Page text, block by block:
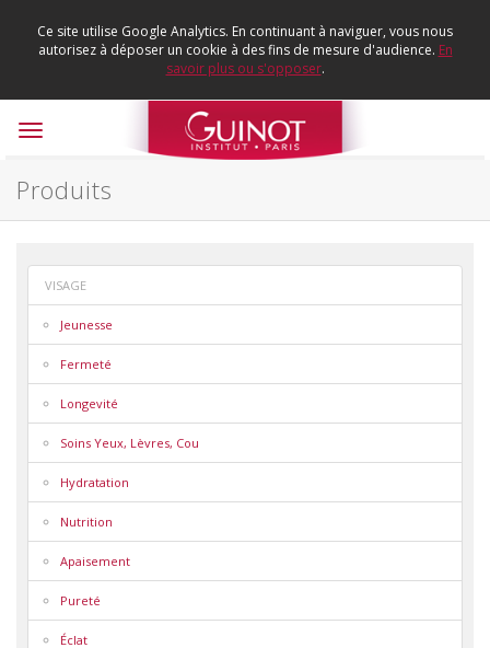
Ce site utilise Google Analytics. En continuant à naviguer, vous nous
autorisez à déposer un cookie à des fins de mesure d'audience. En
savoir plus ou s'opposer.
Toggle
Produits
VISAGE
Jeunesse
Fermeté
Longevité
Soins Yeux, Lèvres, Cou
Hydratation
Nutrition
Apaisement
Pureté
Éclat